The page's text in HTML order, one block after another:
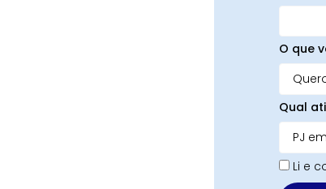
O que
Qual
Li e